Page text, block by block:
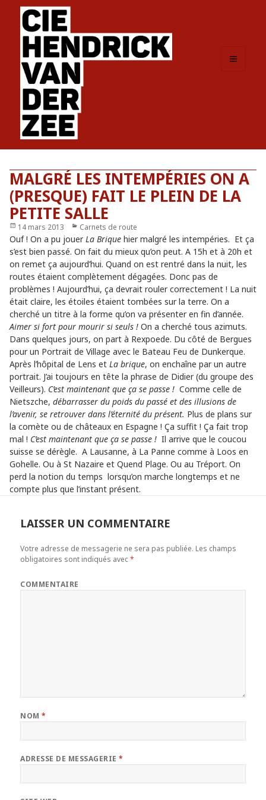
MALGRÉ LES INTEMPÉRIES ON A
(PRESQUE) FAIT LE PLEIN DE LA
PETITE SALLE
Publié
le
14 mars 2013 Catégories
Carnets de route
Ouf ! On a pu jouerLa Brique hier malgré les intempéries. Et ça
s’est bien passé. On fait du mieux qu’on peut. A 15h et à 20h et
on remet ça aujourd’hui. Quand on est rentré dans la nuit, les
routes étaient complètement dégagées. Donc pas de
problèmes ! Aujourd’hui, ça devrait rouler correctement ! La nuit
était claire, les étoiles étaient tombées sur la terre. On a
cherché un titre à la forme qu’on va présenter en fin d’année.
Aimer si fort pour mourir si seuls !On a cherché tous azimuts.
Dans quelques jours, on part à Rexpoede. Du côté de Bergues
pour un Portrait de Village avec le Bateau Feu de Dunkerque.
Après l’hôpital de Lens et La brique, on enchaîne par un autre
portrait. J’ai toujours en tête la phrase de Didier (du groupe des
Veilleurs). C’est maintenant que ça se passe ! Comme celle de
Nietszche, débarrasser du poids du passé et des illusions de
l’avenir, se retrouver dans l’éternité du présent. Plus de plans sur
la comète ou de châteaux en Espagne ! Ça suffit ! Ça fait trop
mal ! C’est maintenant que ça se passe !Il arrive que le coucou
suisse se dérègle. A Lausanne, à La Panne comme à Loos en
Gohelle. Ou à St Nazaire et Quend Plage. Ou au Tréport. On
perd la notion du temps lorsqu’on marche longtemps et ne
compte plus que l’instant présent.
LAISSER UN COMMENTAIRE
Votre adresse de messagerie ne sera pas publiée. Les champs
obligatoires sont indiqués avec*
COMMENTAIRE
NOM*
ADRESSE DE MESSAGERIE*